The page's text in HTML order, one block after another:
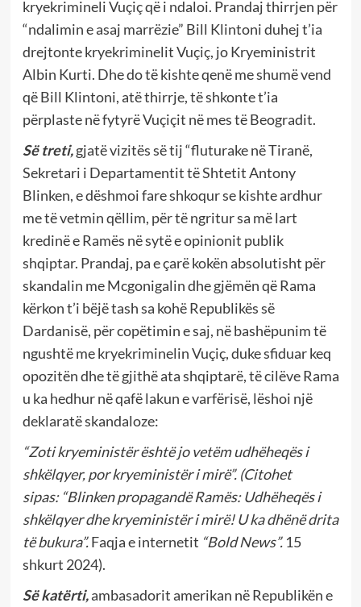
kryekrimineli Vuçiç që i ndaloi. Prandaj thirrjen për
“ndalimin e asaj marrëzie” Bill Klintoni duhej t’ia
drejtonte kryekriminelit Vuçiç, jo Kryeministrit
Albin Kurti. Dhe do të kishte qenë me shumë vend
që Bill Klintoni, atë thirrje, të shkonte t’ia
përplaste në fytyrë Vuçiçit në mes të Beogradit.
Së treti,gjatë vizitës së tij “fluturake në Tiranë,
Sekretari i Departamentit të Shtetit Antony
Blinken, e dëshmoi fare shkoqur se kishte ardhur
me të vetmin qëllim, për të ngritur sa më lart
kredinë e Ramës në sytë e opinionit publik
shqiptar. Prandaj, pa e çarë kokën absolutisht për
skandalin me Mcgonigalin dhe gjëmën që Rama
kërkon t’i bëjë tash sa kohë Republikës së
Dardanisë, për copëtimin e saj, në bashëpunim të
ngushtë me kryekriminelin Vuçiç, duke sfiduar keq
opozitën dhe të gjithë ata shqiptarë, të cilëve Rama
u ka hedhur në qafë lakun e varfërisë, lëshoi një
deklaratë skandaloze:
“Zoti kryeministër është jo vetëm udhëheqës i
shkëlqyer, por kryeministër i mirë”. (Citohet
sipas: “Blinken propagandë Ramës: Udhëheqës i
shkëlqyer dhe kryeministër i mirë! U ka dhënë drita
të bukura”.Faqja e internetit “Bold News”. 15
shkurt 2024).
Së katërti,ambasadorit amerikan në Republikën e